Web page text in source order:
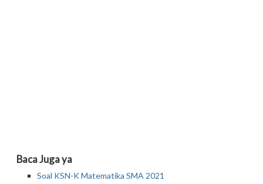
Baca Juga ya
Soal KSN-K Matematika SMA 2021